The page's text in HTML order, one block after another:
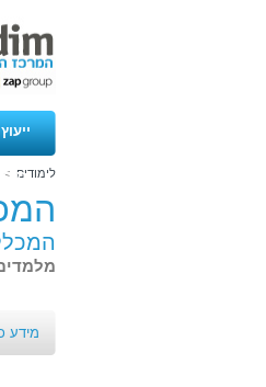
לימודים >
מידע